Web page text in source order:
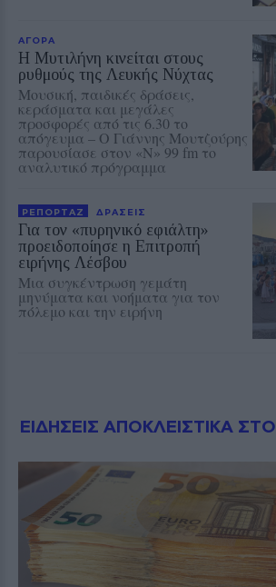
ΑΓΟΡΑ
Η Μυτιλήνη κινείται στους
ρυθμούς της Λευκής Νύχτας
Μουσική, παιδικές δράσεις,
κεράσματα και μεγάλες
προσφορές από τις 6.30 το
απόγευμα – Ο Γιάννης Μουτζούρης
παρουσίασε στον «Ν» 99 fm το
αναλυτικό πρόγραμμα
ΡΕΠΟΡΤΑΖ ΔΡΑΣΕΙΣ
Για τον «πυρηνικό εφιάλτη»
προειδοποίησε η Επιτροπή
ειρήνης Λέσβου
Μια συγκέντρωση γεμάτη
μηνύματα και νοήματα για τον
πόλεμο και την ειρήνη
ΕΙΔΗΣΕΙΣ ΑΠΟΚΛΕΙΣΤΙΚΑ ΣΤΟ